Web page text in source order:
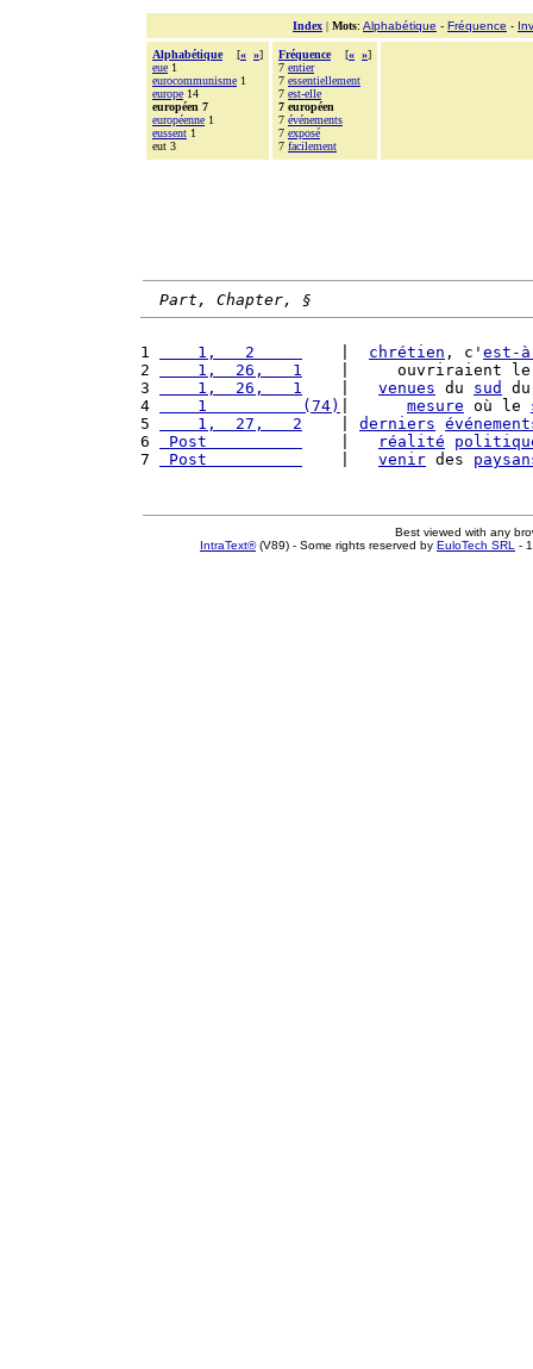
Index | Mots: Alphabétique - Fréquence -
Alphabétique [« »]
eue 1
eurocommunisme 1
europe 14
européen 7
européenne 1
eussent 1
eut 3
Fréquence [« »]
7 entier
7 essentiellement
7 est-elle
7 européen
7 événements
7 exposé
7 facilement
Part, Chapter, §
1
    1,   2
chrétien , c' est-
2
    1,  26,   1
|     ouvriraient
3
    1,  26,   1
venues du sud
4
    1          (74)
mesure où le
5
    1,  27,   2
derniers
6
Post réalité
7
Post venir des
Best viewed with any
IntraText®(V89) - Some rights reserved by EuloTech SRL -